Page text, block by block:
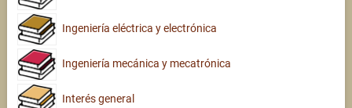
Ingeniería eléctrica y electrónica
Ingeniería mecánica y mecatrónica
Interés general